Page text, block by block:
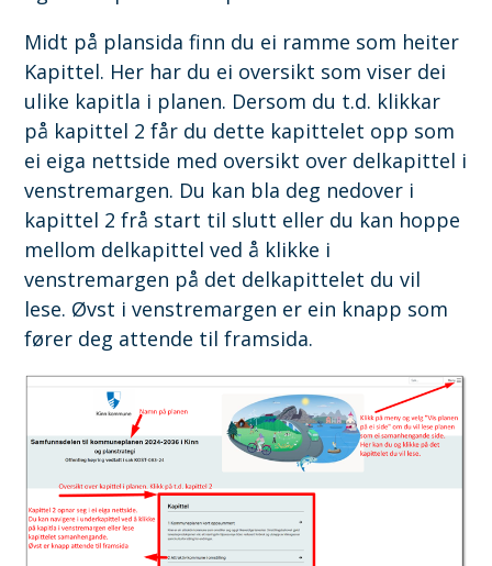
Midt på plansida finn du ei ramme som heiter
Kapittel. Her har du ei oversikt som viser dei
ulike kapitla i planen. Dersom du t.d. klikkar
på kapittel 2 får du dette kapittelet opp som
ei eiga nettside med oversikt over delkapittel i
venstremargen. Du kan bla deg nedover i
kapittel 2 frå start til slutt eller du kan hoppe
mellom delkapittel ved å klikke i
venstremargen på det delkapittelet du vil
lese. Øvst i venstremargen er ein knapp som
fører deg attende til framsida.